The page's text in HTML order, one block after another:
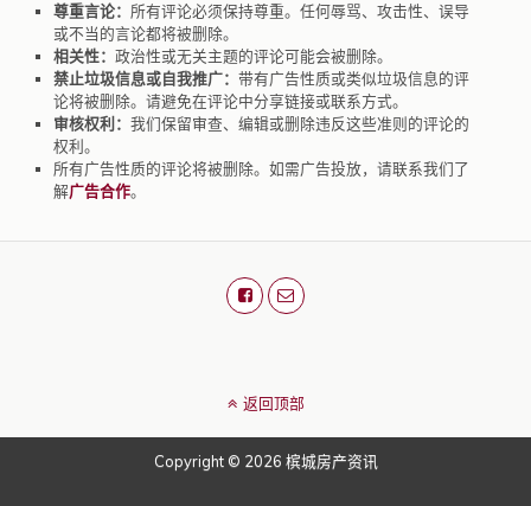
尊重言论： 所有评论必须保持尊重。任何辱骂、攻击性、误导
或不当的言论都将被删除。
相关性： 政治性或无关主题的评论可能会被删除。
禁止垃圾信息或自我推广： 带有广告性质或类似垃圾信息的评
论将被删除。请避免在评论中分享链接或联系方式。
审核权利： 我们保留审查、编辑或删除违反这些准则的评论的
权利。
所有广告性质的评论将被删除。如需广告投放，请联系我们了
解广告合作。
返回顶部
Copyright © 2026 槟城房产资讯